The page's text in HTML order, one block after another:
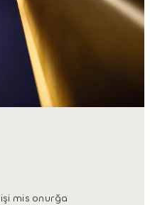
mis onurğa